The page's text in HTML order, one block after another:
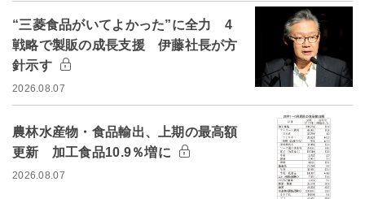
“三菱食品がいてよかった”に全力 4
戦略で製販の成長支援 伊藤社長が方
針示す
2026.08.07
農林水産物・食品輸出、上期の最高額
更新 加工食品10.9％増に
2026.08.07